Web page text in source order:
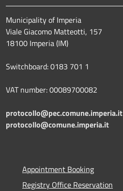
Municipality of Imperia
Viale Giacomo Matteotti, 157
18100 Imperia (IM)
Switchboard: 0183 701 1
VAT number: 00089700082
protocollo@pec.comune.imperia.it
protocollo@comune.imperia.it
Appointment Booking
Registry Office Reservation